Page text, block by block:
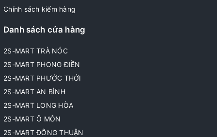
Chính sách kiểm hàng
Danh sách cửa hàng
2S-MART TRÀ NÓC
2S-MART PHONG ĐIỀN
2S-MART PHƯỚC THỚI
2S-MART AN BÌNH
2S-MART LONG HÒA
2S-MART Ô MÔN
2S-MART ĐÔNG THUẬN